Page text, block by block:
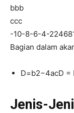
bbb
ccc
-10-8-6-4-
Bagian dalam
D=b2−4acD =
Jenis-